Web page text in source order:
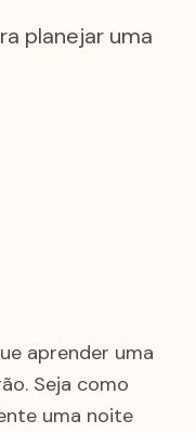
planejar uma
aprender uma
Seja como
uma noite